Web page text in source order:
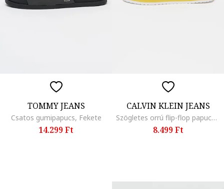
TOMMY JEANS
Csatos gumipapucs, Fekete
14.299 Ft
CALVIN KLEIN JEANS
Szögletes orrú flip-flop papucs domború logóval, Mustársárga
8.499 Ft